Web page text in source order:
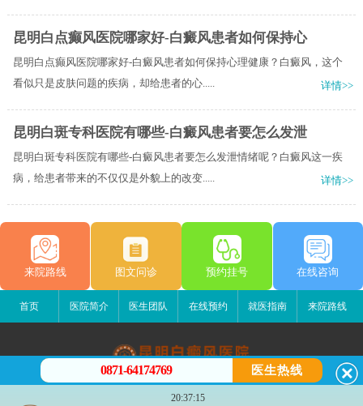
昆明白点癫风医院哪家好-白癜风患者如何保持心
昆明白点癫风医院哪家好-白癜风患者如何保持心理健康？白癜风，这个
看似只是皮肤问题的疾病，却给患者的心.....
详情>>
昆明白斑专科医院有哪些-白癜风患者要怎么发泄
昆明白斑专科医院有哪些-白癜风患者要怎么发泄情绪呢？白癜风这一疾
病，给患者带来的不仅仅是外貌上的改变.....
详情>>
来院路线 图文问诊 预约挂号 在线咨询
首页 医院简介 医生团队 在线预约 就医指南 来院路线
昆明白癜风医院
昆明市五华区护国路2号
0871-64174769 医生热线
20:37:15